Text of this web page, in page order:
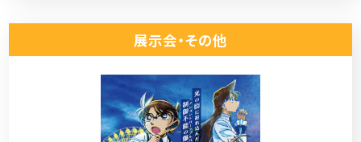
展示会・その他